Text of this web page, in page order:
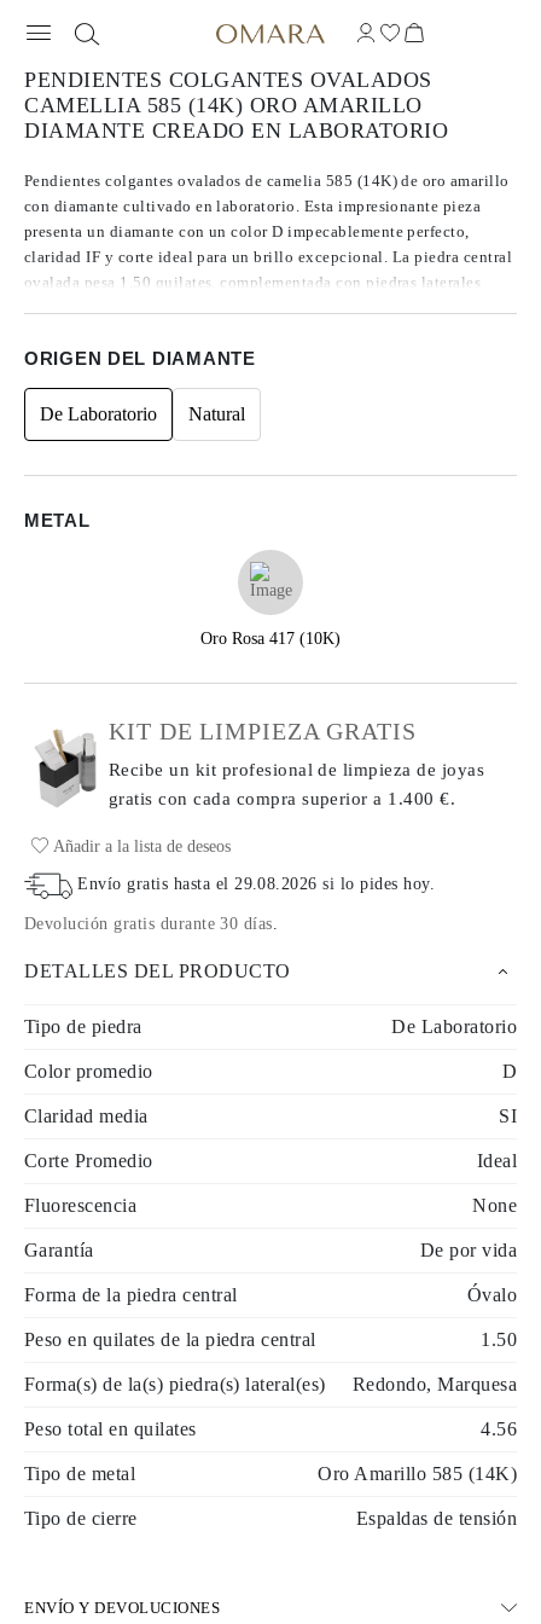
PENDIENTES COLGANTES OVALADOS
CAMELLIA 585 (14K) ORO AMARILLO
DIAMANTE CREADO EN LABORATORIO
Pendientes colgantes ovalados de camelia 585 (14K) de oro amarillo
con diamante cultivado en laboratorio. Esta impresionante pieza
presenta un diamante con un color D impecablemente perfecto,
claridad IF y corte ideal para un brillo excepcional. La piedra central
ovalada pesa 1,50 quilates, complementada con piedras laterales
que garantiza una belleza duradera y tranquilidad.
ORIGEN DEL DIAMANTE
De Laboratorio Natural
METAL
Oro Rosa 417 (10K)
KIT DE LIMPIEZA GRATIS
Recibe un kit profesional de limpieza de joyas
gratis con cada comprasuperior a 1.400 €.
Añadir a la lista de deseos
Envío gratis hasta el29.08.2026 si lo pides hoy.
Devolución gratis durante 30 días.
DETALLES DEL PRODUCTO
Tipo de piedra De Laboratorio
Color promedio D
Claridad media SI
Corte Promedio Ideal
Fluorescencia None
Garantía De por vida
Forma de la piedra central Óvalo
Peso en quilates de la piedra central 1.50
Forma(s) de la(s) piedra(s) lateral(es) Redondo, Marquesa
Peso total en quilates 4.56
Tipo de metal Oro Amarillo 585 (14K)
Tipo de cierre Espaldas de tensión
ENVÍO Y DEVOLUCIONES